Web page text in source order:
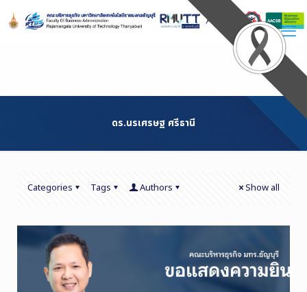
Content
ดร.นรเศรษฐ ศรีธานี
Categories Tags Authors Show all